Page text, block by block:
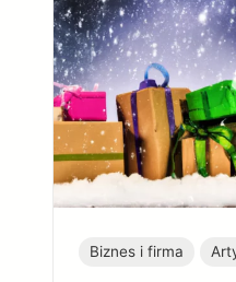
Biznes i firma